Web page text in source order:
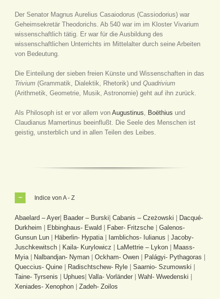
Der Senator Magnus Aurelius Casaiodorus (Cassiodorius) war
Geheimsekretär Theodorichs. Ab 540 war im im Kloster Vivarium
wissenschaftlich tätig. Er war für die Ausbildung des
wissenschaftlichen Unterrichts im Mittelalter durch seine Arbeiten
von Bedeutung.
Die Einteilung der sieben freien Künste und Wissenschaften in das
Trivium (Grammatik, Dialektik, Rhetorik) und Quadrivium
(Arithmetik, Geometrie, Musik, Astronomie) geht auf ihn zurück.
Als Philosoph ist er vor allem von Augustinus Boëthius und
Claudianus Mamertinus beeinflußt. Die Seele des Menschen ist
geistig, unsterblich und in allen Teilen des Leibes.
Indice von A - Z
Abaelard – Ayer Baader – Burski Cabanis – Czeżowski
Dacqué-
Durkheim
Ebbinghaus- Ewald Faber- Fritzsche
Galenos-
Gunsun Lun
Häberlin- Hypatia Iamblichos- Iulianus
Jacoby-
Juschkewitsch
Kaila- Kurylowicz LaMettrie – Lykon
Maass-
Myia
Nalbandjan- Nyman Ockham- Owen Palágyi- Pythagoras
Queccius- Quine
Radischtschew- Ryle Saarnio- Szumowski
Taine- Tyrsenis
Uphues Valla- Vorländer Wahl- Wwedenski
Xeniades- Xenophon
Zadeh- Zoilos